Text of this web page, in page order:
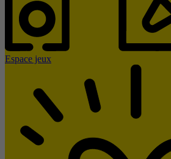
Espace jeux